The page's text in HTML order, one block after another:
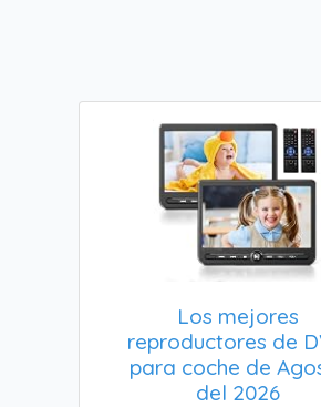
Los mejores
reproductores de
para coche de
del 2026